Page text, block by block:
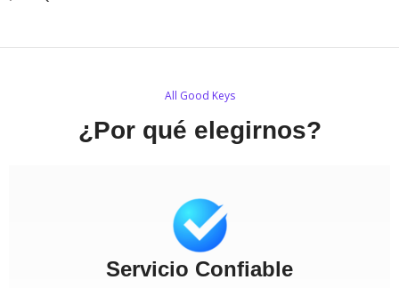
All Good Keys
¿Por qué elegirnos?
Servicio Confiable